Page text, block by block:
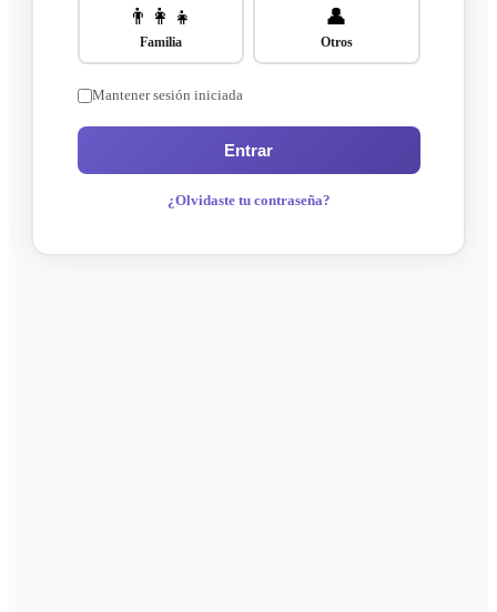
👨‍👩‍👧
Familia
👤
Otros
Mantener sesión iniciada
Entrar
¿Olvidaste tu contraseña?